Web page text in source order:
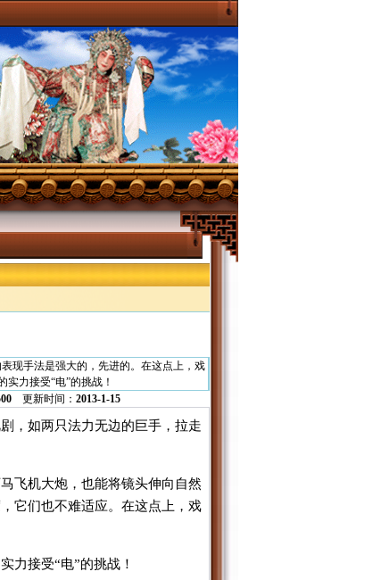
现手法是强大的，先进的。在这点上，戏
力接受“电”的挑战！
更新时间： 2013-1-15
，如两只法力无边的巨手，拉走
飞机大炮，也能将镜头伸向自然
它们也不难适应。在这点上，戏
力接受“电”的挑战！